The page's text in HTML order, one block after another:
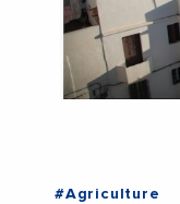
#Agriculture